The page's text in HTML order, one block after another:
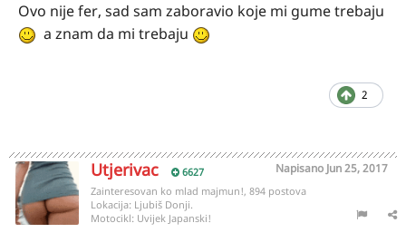
Ovo nije fer, sad sam zaboravio koje mi gume trebaju
a znam da mi trebaju
2
Utjerivac 6627 Napisano Jun 25, 2017
Zainteresovan ko mlad majmun!, 894 postova
Lokacija: Ljubiš Donji.
Motocikl: Uvijek Japanski!